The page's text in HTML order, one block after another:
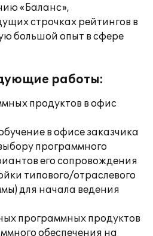
«Баланс»,
строчках рейтингов в
большой опыт в сфере
работы:
продуктов в офис
в офисе заказчика
программного
его сопровождения
типового/отраслевого
для начала ведения
программных продуктов
обеспечения на